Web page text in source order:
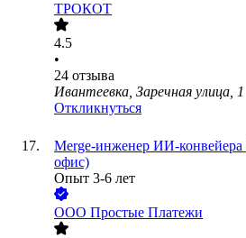
ТРОКОТ
4.5
•
24 отзыва
Ивантеевка, Заречная улица, 1
Откликнуться
Merge-инженер ИИ-конвейера
офис)
Опыт 3-6 лет
ООО Простые Платежи